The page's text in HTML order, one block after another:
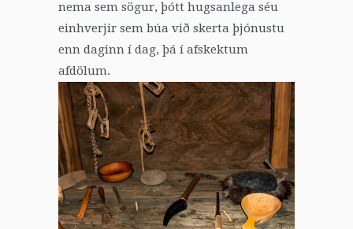
nema sem sögur, þótt hugsanlega séu
einhverjir sem búa við skerta þjónustu
enn daginn í dag, þá í afskektum
afdölum.